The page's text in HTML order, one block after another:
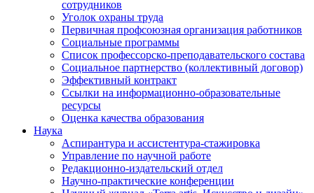
сотрудников
Уголок охраны труда
Первичная профсоюзная организация работников
Социальные программы
Список профессорско-преподавательского состава
Социальное партнерство (коллективный договор)
Эффективный контракт
Ссылки на информационно-образовательные
ресурсы
Оценка качества образования
Наука
Аспирантура и ассистентура-стажировка
Управление по научной работе
Редакционно-издательский отдел
Научно-практические конференции